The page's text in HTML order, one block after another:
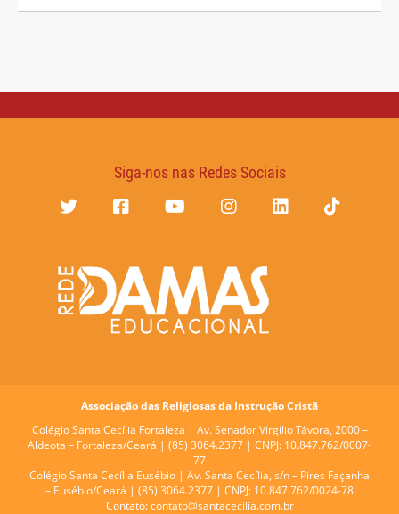
Siga-nos nas Redes Sociais
Associação das Religiosas da Instrução Cristã
Colégio Santa Cecília Fortaleza | Av. Senador Virgílio Távora, 2000 –
Aldeota – Fortaleza/Ceará | (85) 3064.2377 | CNPJ: 10.847.762/0007-
77
Colégio Santa Cecília Eusébio | Av. Santa Cecília, s/n – Pires Façanha
– Eusébio/Ceará | (85) 3064.2377 | CNPJ: 10.847.762/0024-78
Contato: contato@santacecilia.com.br